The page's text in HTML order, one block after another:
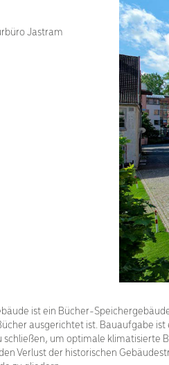
Jastram
ist ein Bücher-
ausgerichtet ist. Bauaufgabe
um optimale
Verlust der historischen